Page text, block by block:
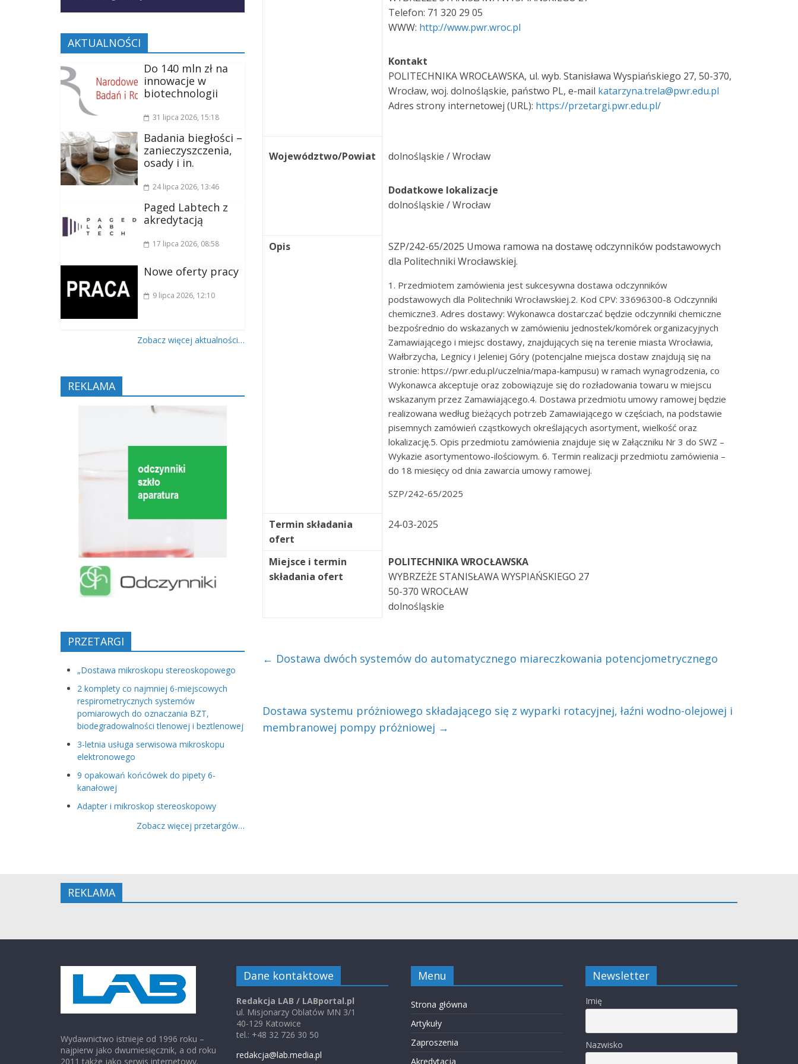
Telefon: 71 320 29 05
WWW: http://www.pwr.wroc.pl
Kontakt
POLITECHNIKA WROCŁAWSKA, ul. wyb. Stanisława Wyspiańskiego 27, 50-370,
Wrocław, woj. dolnośląskie, państwo PL, e-mail katarzyna.trela@pwr.edu.pl
Adres strony internetowej (URL): https://przetargi.pwr.edu.pl/
Województwo/Powiat dolnośląskie / Wrocław
Dodatkowe lokalizacje
dolnośląskie / Wrocław
Opis
SZP/242-65/2025 Umowa ramowa na dostawę odczynników podstawowych
dla Politechniki Wrocławskiej.
1. Przedmiotem zamówienia jest sukcesywna dostawa odczynników
podstawowych dla Politechniki Wrocławskiej.2. Kod CPV: 33696300-8 Odczynniki
chemiczne3. Adres dostawy: Wykonawca dostarczać będzie odczynniki chemiczne
bezpośrednio do wskazanych w zamówieniu jednostek/komórek organizacyjnych
Zamawiającego i miejsc dostawy, znajdujących się na terenie miasta Wrocławia,
Wałbrzycha, Legnicy i Jeleniej Góry (potencjalne miejsca dostaw znajdują się na
stronie: https://pwr.edu.pl/uczelnia/mapa-kampusu) w ramach wynagrodzenia, co
Wykonawca akceptuje oraz zobowiązuje się do rozładowania towaru w miejscu
wskazanym przez Zamawiającego.4. Dostawa przedmiotu umowy ramowej będzie
realizowana według bieżących potrzeb Zamawiającego w częściach, na podstawie
pisemnych zamówień cząstkowych określających asortyment, wielkość oraz
lokalizację.5. Opis przedmiotu zamówienia znajduje się w Załączniku Nr 3 do SWZ –
Wykazie asortymentowo-ilościowym. 6. Termin realizacji przedmiotu zamówienia –
do 18 miesięcy od dnia zawarcia umowy ramowej.
SZP/242-65/2025
Termin składania
ofert
24-03-2025
Miejsce i termin
składania ofert
POLITECHNIKA WROCŁAWSKA
WYBRZEŻE STANISŁAWA WYSPIAŃSKIEGO 27
50-370 WROCŁAW
dolnośląskie
← Dostawa dwóch systemów do automatycznego miareczkowania potencjometrycznego
Dostawa systemu próżniowego składającego się z wyparki rotacyjnej, łaźni wodno-olejowej i
membranowej pompy próżniowej →
AKTUALNOŚCI
Do 140 mln zł na
innowacje w
biotechnologii
31 lipca 2026, 15:18
Badania biegłości –
zanieczyszczenia,
osady i in.
24 lipca 2026, 13:46
Paged Labtech z
akredytacją
17 lipca 2026, 08:58
Nowe oferty pracy
9 lipca 2026, 12:10
Zobacz więcej aktualności…
REKLAMA
PRZETARGI
„Dostawa mikroskopu stereoskopowego
2 komplety co najmniej 6-miejscowych
respirometrycznych systemów
pomiarowych do oznaczania BZT,
biodegradowalności tlenowej i beztlenowej
3-letnia usługa serwisowa mikroskopu
elektronowego
9 opakowań końcówek do pipety 6-
kanałowej
Adapter i mikroskop stereoskopowy
Zobacz więcej przetargów…
REKLAMA
Wydawnictwo istnieje od 1996 roku –
najpierw jako dwumiesięcznik, a od roku
2011 także jako serwis internetowy.
Dane kontaktowe
Redakcja LAB / LABportal.pl
ul. Misjonarzy Oblatów MN 3/1
40-129 Katowice
tel.: +48 32 726 30 50
redakcja@lab.media.pl
Menu
Strona główna
Artykuły
Zaproszenia
Akredytacja
Newsletter
Imię
Nazwisko